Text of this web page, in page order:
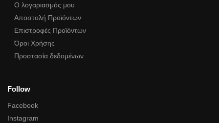
Ο λογαριασμός μου
Αποστολή Προϊόντων
Επιστροφές Προϊόντων
Όροι Χρήσης
Προστασία δεδομένων
Follow
Facebook
Instagram